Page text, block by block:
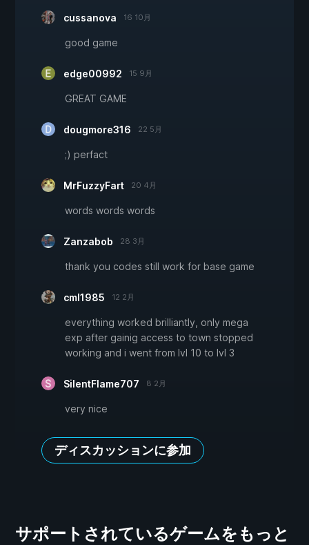
cussanova 16 10月
good game
edge00992 15 9月
GREAT GAME
dougmore316 22 5月
;) perfact
MrFuzzyFart 20 4月
words words words
Zanzabob 28 3月
thank you codes still work for base game
cml1985 12 2月
everything worked brilliantly, only mega
exp after gainig access to town stopped
working and i went from lvl 10 to lvl 3
SilentFlame707 8 2月
very nice
ディスカッションに参加
サポートされているゲームをもっと